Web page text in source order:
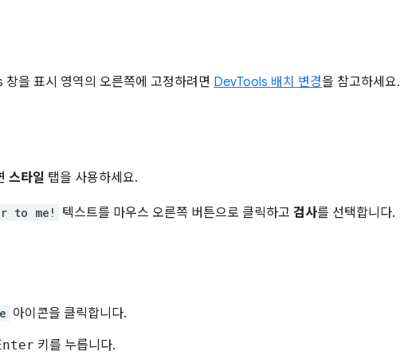
을 표시 영역의 오른쪽에 고정하려면 DevTools 배치 변경을 참고하세요.
스타일 탭을 사용하세요.
to me! 텍스트를 마우스 오른쪽 버튼으로 클릭하고 검사를 선택합니다.
아이콘을 클릭합니다.
키를 누릅니다.